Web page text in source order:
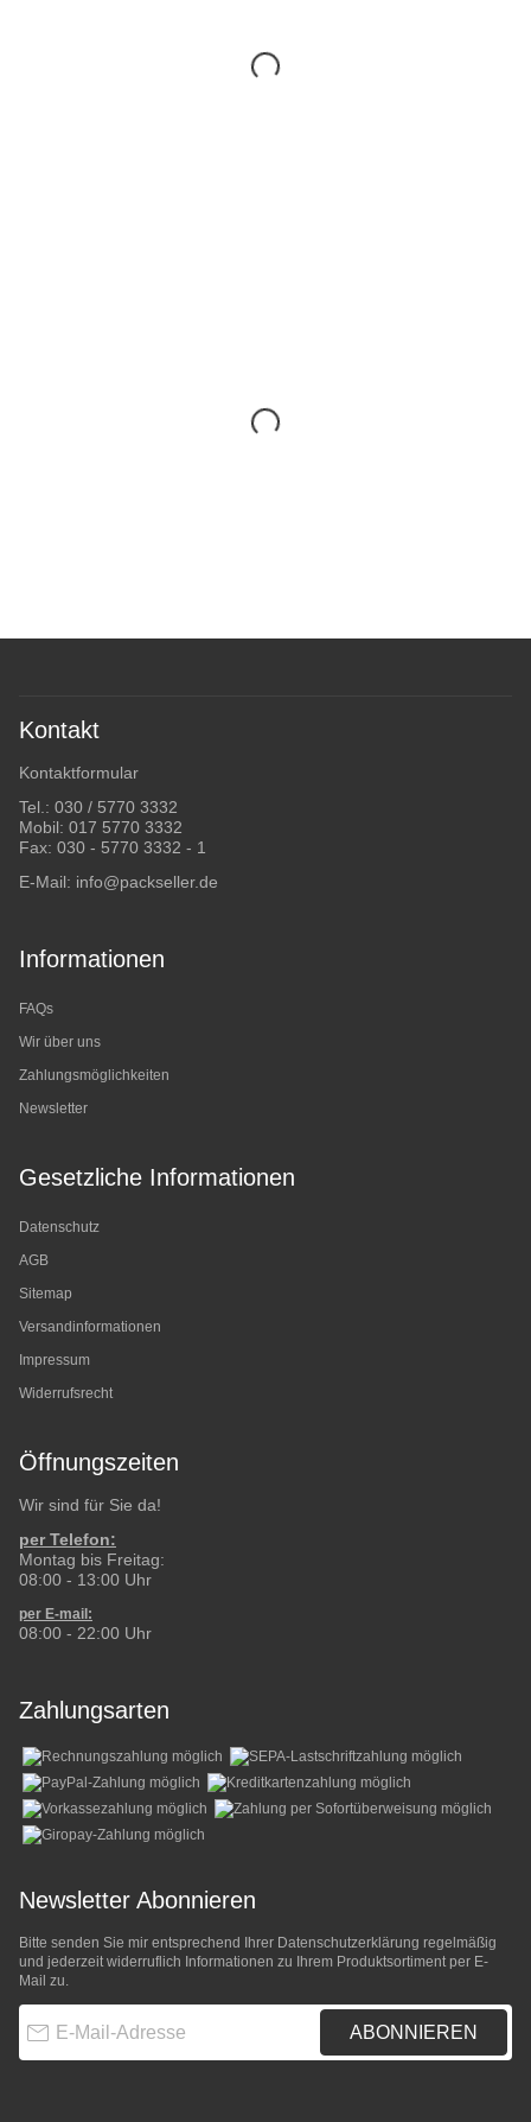
Kontakt
Kontaktformular
Tel.: 030 / 5770 3332
Mobil: 017 5770 3332
Fax: 030 - 5770 3332 - 1
E-Mail: info@packseller.de
Informationen
FAQs
Wir über uns
Zahlungsmöglichkeiten
Newsletter
Gesetzliche Informationen
Datenschutz
AGB
Sitemap
Versandinformationen
Impressum
Widerrufsrecht
Öffnungszeiten
Wir sind für Sie da!
per Telefon:
Montag bis Freitag:
08:00 - 13:00 Uhr
per E-mail:
08:00 - 22:00 Uhr
Zahlungsarten
Newsletter Abonnieren
Bitte senden Sie mir entsprechend Ihrer Datenschutzerklärung regelmäßig
und jederzeit widerruflich Informationen zu Ihrem Produktsortiment per E-
Mail zu.
ABONNIEREN